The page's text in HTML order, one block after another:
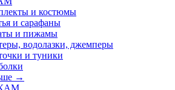
и костюмы
и сарафаны
и пижамы
водолазки, джемперы
и туники
→